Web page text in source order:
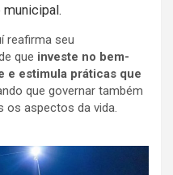
reafirma seu
que investe no bem-
e estimula práticas que
que governar também
os aspectos da vida.